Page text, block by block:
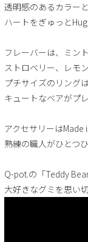
透明感のあるカラー
ハートをぎゅっと
フレーバーは、ミン
ストロベリー、レモ
プチサイズのリング
キュートなベアがプ
アクセサリーはMade
熟練の職人がひとつ
Q-pot.の「Teddy
大好きなグミを思い